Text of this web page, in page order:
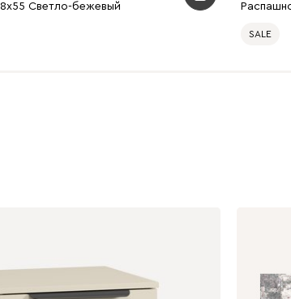
Светло-бежевый
SALE